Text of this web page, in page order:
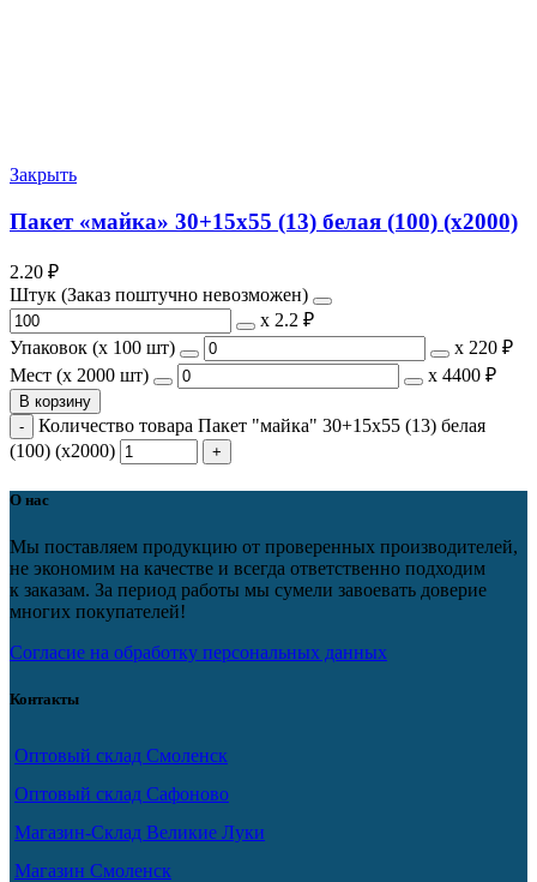
Закрыть
Пакет «майка» 30+15х55 (13) белая (100) (х2000)
2.20 ₽
Штук (Заказ поштучно невозможен)
х 2.2 ₽
Упаковок (x 100 шт)
х 220 ₽
Мест (x 2000 шт)
х 4400 ₽
В корзину
Количество товара Пакет "майка" 30+15х55 (13) белая
(100) (х2000)
О нас
Мы поставляем продукцию от проверенных производителей,
не экономим на качестве и всегда ответственно подходим
к заказам. За период работы мы сумели завоевать доверие
многих покупателей!
Согласие на обработку персональных данных
Контакты
Оптовый склад Смоленск
Оптовый склад Сафоново
Магазин-Склад Великие Луки
Магазин Смоленск